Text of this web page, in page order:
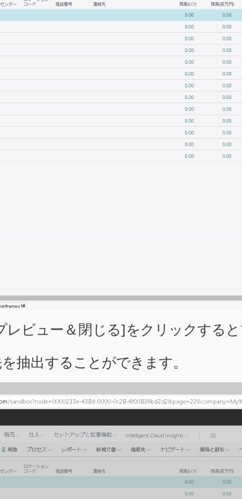
ビュー＆閉じる]をクリックする
抽出することができます。